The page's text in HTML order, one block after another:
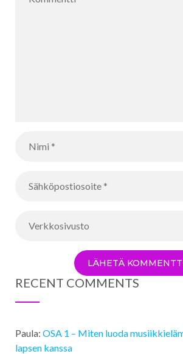
RECENT COMMENTS
Paula: OSA 1 ­– Miten luoda
lapsen kanssa